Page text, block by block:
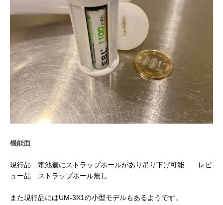
機能面
現行品 電池蓋にストラップホールがあり吊り下げ可能 レビ
ュー品 ストラップホール無し
また現行品にはUM-3X1の小型モデルもあるようです。